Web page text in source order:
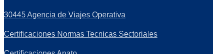
30445 Agencia de Viajes Operativa
Certificaciones Normas Tecnicas Sectoriales